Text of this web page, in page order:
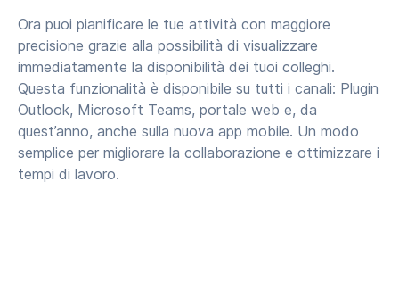
Ora puoi pianificare le tue attività con maggiore
precisione grazie alla possibilità di visualizzare
immediatamente la disponibilità dei tuoi colleghi.
Questa funzionalità è disponibile su tutti i canali: Plugin
Outlook, Microsoft Teams, portale web e, da
quest’anno, anche sulla nuova app mobile. Un modo
semplice per migliorare la collaborazione e ottimizzare i
tempi di lavoro.